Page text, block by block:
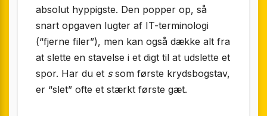
absolut hyppigste. Den popper op, så
snart opgaven lugter af IT-terminologi
(“fjerne filer”), men kan også dække alt fra
at slette en stavelse i et digt til at udslette et
spor. Har du et ssom første krydsbogstav,
er “slet” ofte et stærkt første gæt.